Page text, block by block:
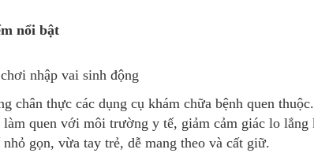
nổi bật
nhập vai sinh động
chân thực các dụng cụ khám chữa bệnh quen thuộc.
làm quen với môi trường y tế, giảm cảm giác lo lắng
gọn, vừa tay trẻ, dễ mang theo và cất giữ.